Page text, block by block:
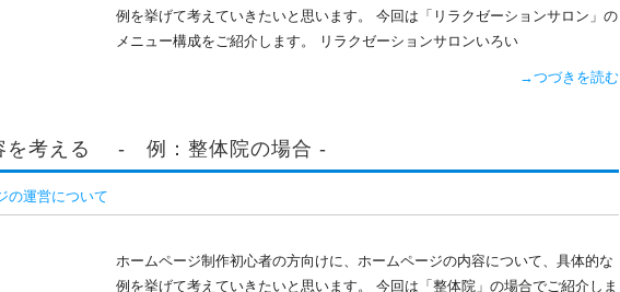
例を挙げて考えていきたいと思います。 今回は「リラクゼーションサロン」の
メニュー構成をご紹介します。 リラクゼーションサロンいろい
→つづきを読む
を考える - 例：整体院の場合 -
の運営について
ホームページ制作初心者の方向けに、ホームページの内容について、具体的な
例を挙げて考えていきたいと思います。 今回は「整体院」の場合でご紹介しま